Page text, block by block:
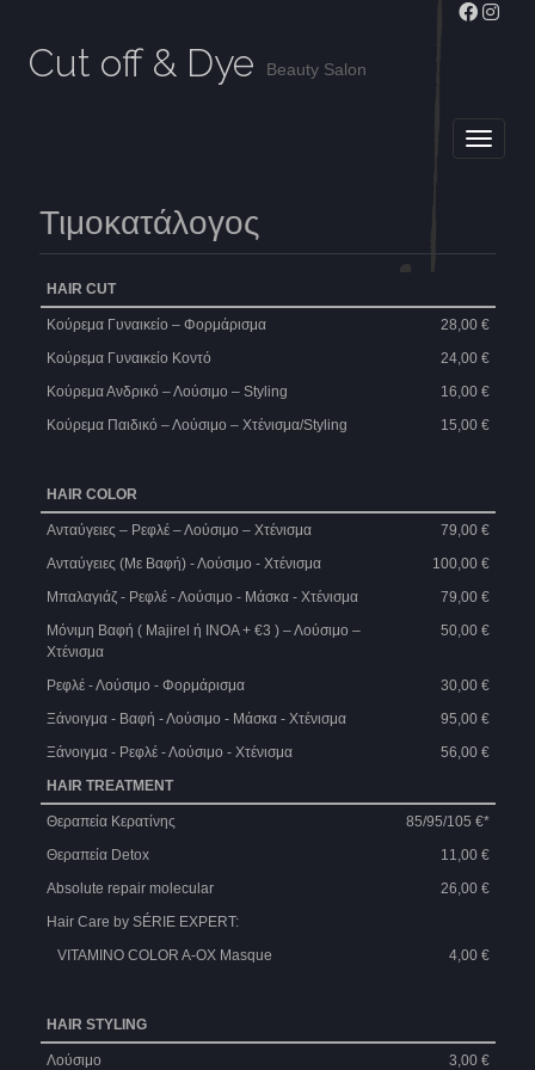
Cut off & Dye Beauty Salon
Τιμοκατάλογος
HAIR CUT
Κούρεμα Γυναικείο – Φορμάρισμα
28,00 €
Κούρεμα Γυναικείο Κοντό
24,00 €
Κούρεμα Ανδρικό – Λούσιμο – Styling
16,00 €
Κούρεμα Παιδικό – Λούσιμο – Χτένισμα/Styling
15,00 €
ΗΑΙR COLOR
Ανταύγειες – Ρεφλέ – Λούσιμο – Χτένισμα
79,00 €
Ανταύγειες (Με Βαφή) - Λούσιμο - Χτένισμα
100,00 €
Μπαλαγιάζ - Ρεφλέ - Λούσιμο - Μάσκα - Χτένισμα
79,00 €
Μόνιμη Βαφή ( Majirel ή INOA + €3 ) – Λούσιμο –
Χτένισμα
50,00 €
Ρεφλέ - Λούσιμο - Φορμάρισμα
30,00 €
Ξάνοιγμα - Βαφή - Λούσιμο - Μάσκα - Χτένισμα
95,00 €
Ξάνοιγμα - Ρεφλέ - Λούσιμο - Χτένισμα
56,00 €
HAIR TREATMENT
Θεραπεία Κερατίνης
85/95/105 €*
Θεραπεία Detox
11,00 €
Absolute repair molecular
26,00 €
Hair Care by SÉRIE EXPERT:
VITAMINO COLOR A-OX Masque
4,00 €
HAIR STYLING
Λούσιμο 3,00 €